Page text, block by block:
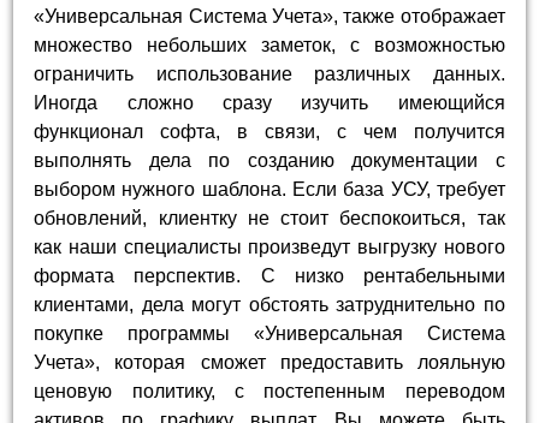
«Универсальная Система Учета», также отображает
множество небольших заметок, с возможностью
ограничить использование различных данных.
Иногда сложно сразу изучить имеющийся
функционал софта, в связи, с чем получится
выполнять дела по созданию документации с
выбором нужного шаблона. Если база УСУ, требует
обновлений, клиентку не стоит беспокоиться, так
как наши специалисты произведут выгрузку нового
формата перспектив. С низко рентабельными
клиентами, дела могут обстоять затруднительно по
покупке программы «Универсальная Система
Учета», которая сможет предоставить лояльную
ценовую политику, с постепенным переводом